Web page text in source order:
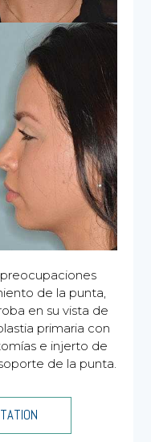
de la punta,
en su vista de
primaria con
e injerto de
de la punta.